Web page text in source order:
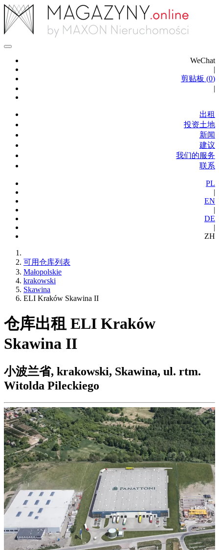
WeChat
|
剪贴板 (0)
|
出租
投资土地
新闻
建议
我们的服务
联系
PL
|
EN
|
DE
|
ZH
可用仓库列表
Małopolskie
krakowski
Skawina
ELI Kraków Skawina II
仓库出租 ELI Kraków
Skawina II
小波兰省, krakowski, Skawina, ul. rtm.
Witolda Pileckiego